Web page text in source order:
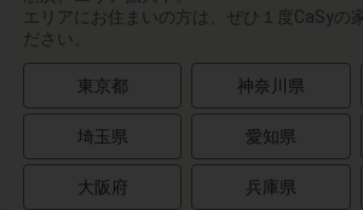
エリアにお住まいの方は、ぜひ１度CaSyの
ださい。
東京都 神奈川県
埼玉県 愛知県
大阪府 兵庫県